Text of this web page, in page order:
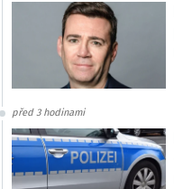
před 3 hodinami